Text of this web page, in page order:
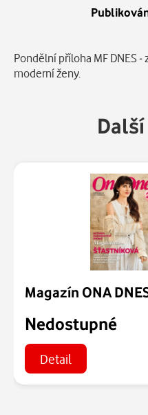
Popis
Pondělní příloha MF DNES
moderní ženy.
Nedostupné
Detail